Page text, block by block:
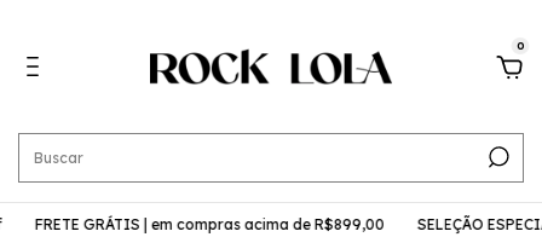
0
GRÁTIS | em compras acima de R$899,00 SELEÇÃO ESPECIAL |